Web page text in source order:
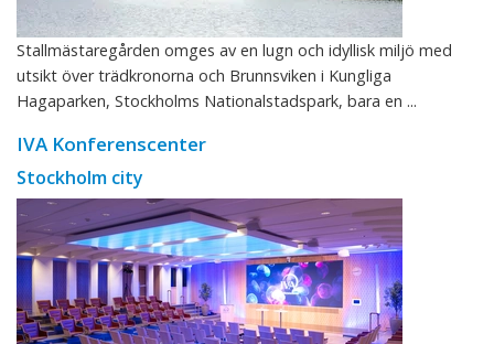
Stallmästaregården omges av en lugn och idyllisk miljö med
utsikt över trädkronorna och Brunnsviken i Kungliga
Hagaparken, Stockholms Nationalstadspark, bara en ...
IVA Konferenscenter
Stockholm city